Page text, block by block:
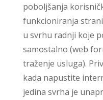
poboljšanja
funkcioniranja
u svrhu radnji koje
samostalno (web
traženje usluga).
kada napustite
jedina svrha je